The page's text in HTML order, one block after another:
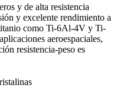
y de alta resistencia
y excelente rendimiento a
como Ti-6Al-4V y Ti-
aeroespaciales,
resistencia-peso es